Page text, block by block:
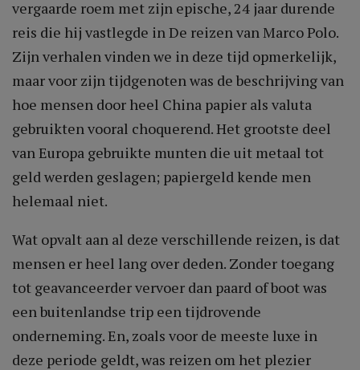
vergaarde roem met zijn epische, 24 jaar durende
reis die hij vastlegde in De reizen van Marco Polo.
Zijn verhalen vinden we in deze tijd opmerkelijk,
maar voor zijn tijdgenoten was de beschrijving van
hoe mensen door heel China papier als valuta
gebruikten vooral choquerend. Het grootste deel
van Europa gebruikte munten die uit metaal tot
geld werden geslagen; papiergeld kende men
helemaal niet.
Wat opvalt aan al deze verschillende reizen, is dat
mensen er heel lang over deden. Zonder toegang
tot geavanceerder vervoer dan paard of boot was
een buitenlandse trip een tijdrovende
onderneming. En, zoals voor de meeste luxe in
deze periode geldt, was reizen om het plezier